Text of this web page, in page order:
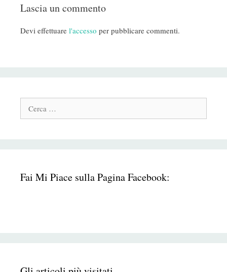
Lascia un commento
Devi effettuare l'accesso per pubblicare commenti.
Cerca:
Fai Mi Piace sulla Pagina Facebook: